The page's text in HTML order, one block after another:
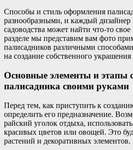
Способы и стиль оформления
разнообразными, и каждый
садоводства может найти что-то
разделе мы представим вам фото
палисадников различными
на создание собственного украшения
Основные элементы и этапы
палисадника своими руками
Перед тем, как приступить к
определить его предназначение.
райский уголок отдыха,
красивых цветов или овощей. Это
растений и декоративных элементов.